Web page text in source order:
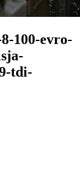
100-evro-
tdi-